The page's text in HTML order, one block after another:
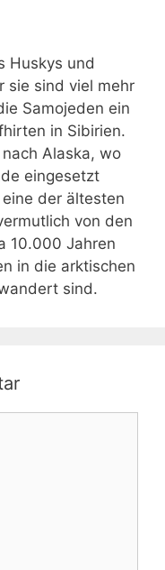
Huskys und
sie sind viel mehr
Samojeden ein
in Sibirien.
Alaska, wo
eingesetzt
der ältesten
von den
10.000 Jahren
in die arktischen
sind.